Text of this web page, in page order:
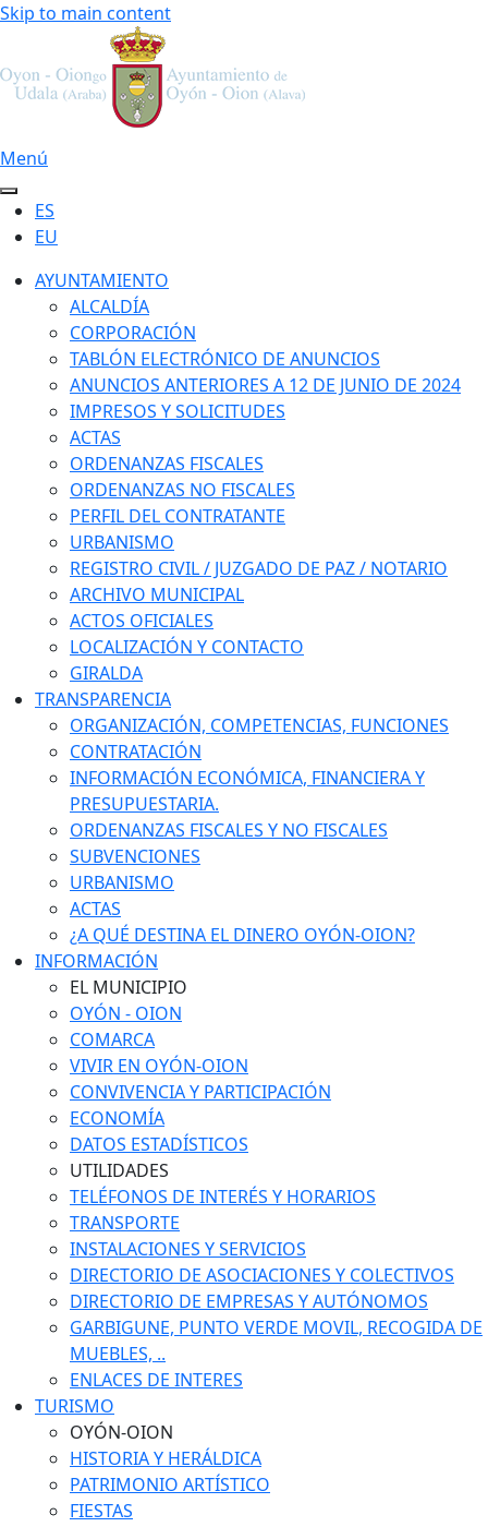
Skip to main content
Menú
ES
EU
AYUNTAMIENTO
ALCALDÍA
CORPORACIÓN
TABLÓN ELECTRÓNICO DE ANUNCIOS
ANUNCIOS ANTERIORES A 12 DE JUNIO DE 2024
IMPRESOS Y SOLICITUDES
ACTAS
ORDENANZAS FISCALES
ORDENANZAS NO FISCALES
PERFIL DEL CONTRATANTE
URBANISMO
REGISTRO CIVIL / JUZGADO DE PAZ / NOTARIO
ARCHIVO MUNICIPAL
ACTOS OFICIALES
LOCALIZACIÓN Y CONTACTO
GIRALDA
TRANSPARENCIA
ORGANIZACIÓN, COMPETENCIAS, FUNCIONES
CONTRATACIÓN
INFORMACIÓN ECONÓMICA, FINANCIERA Y
PRESUPUESTARIA.
ORDENANZAS FISCALES Y NO FISCALES
SUBVENCIONES
URBANISMO
ACTAS
¿A QUÉ DESTINA EL DINERO OYÓN-OION?
INFORMACIÓN
EL MUNICIPIO
OYÓN - OION
COMARCA
VIVIR EN OYÓN-OION
CONVIVENCIA Y PARTICIPACIÓN
ECONOMÍA
DATOS ESTADÍSTICOS
UTILIDADES
TELÉFONOS DE INTERÉS Y HORARIOS
TRANSPORTE
INSTALACIONES Y SERVICIOS
DIRECTORIO DE ASOCIACIONES Y COLECTIVOS
DIRECTORIO DE EMPRESAS Y AUTÓNOMOS
GARBIGUNE, PUNTO VERDE MOVIL, RECOGIDA DE
MUEBLES, ..
ENLACES DE INTERES
TURISMO
OYÓN-OION
HISTORIA Y HERÁLDICA
PATRIMONIO ARTÍSTICO
FIESTAS